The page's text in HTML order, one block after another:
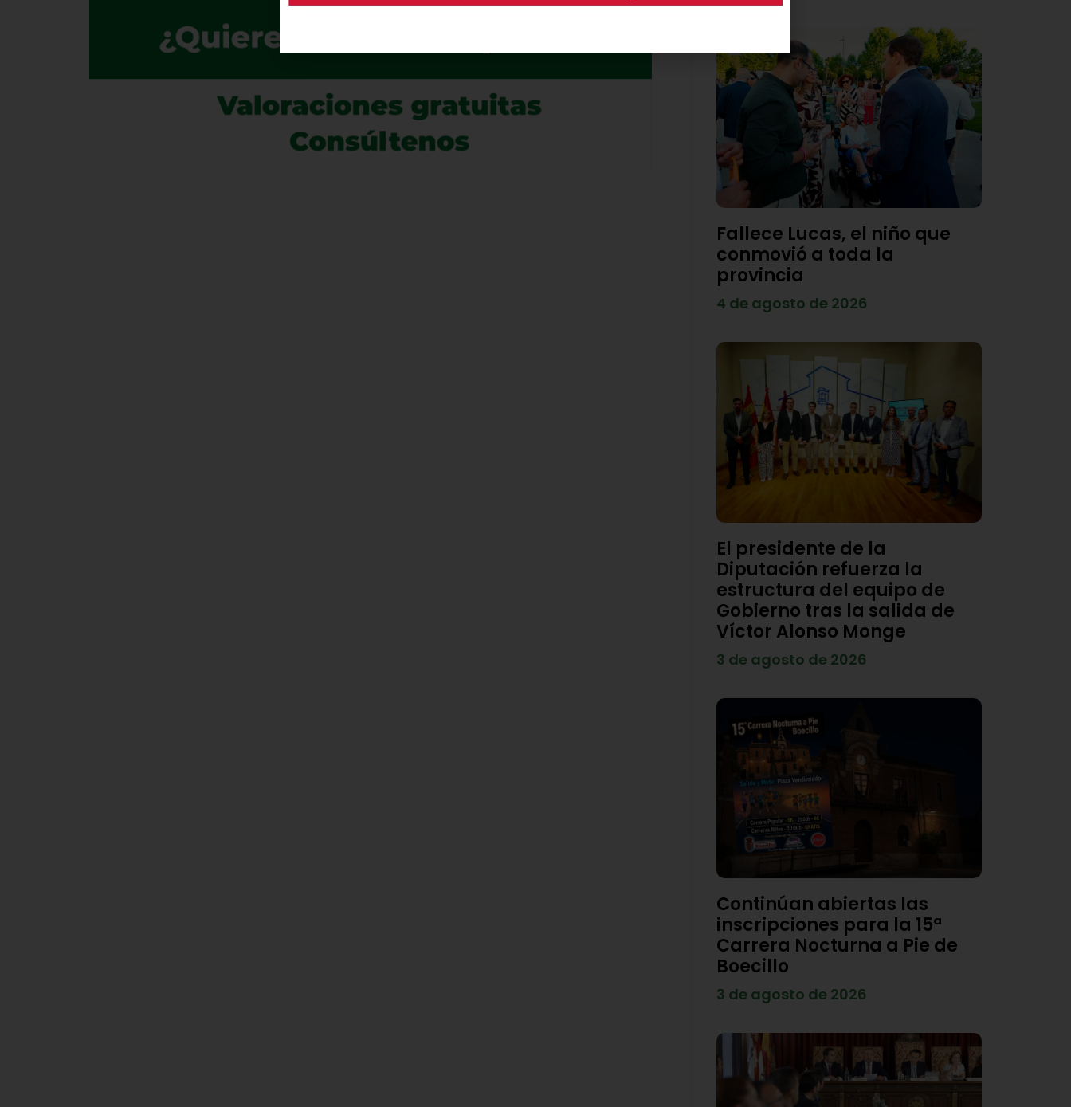
Fallece Lucas, el niño que
conmovió a toda la
provincia
4 de agosto de 2026
El presidente de la
Diputación refuerza la
estructura del equipo de
Gobierno tras la salida de
Víctor Alonso Monge
3 de agosto de 2026
Continúan abiertas las
inscripciones para la 15ª
Carrera Nocturna a Pie de
Boecillo
3 de agosto de 2026